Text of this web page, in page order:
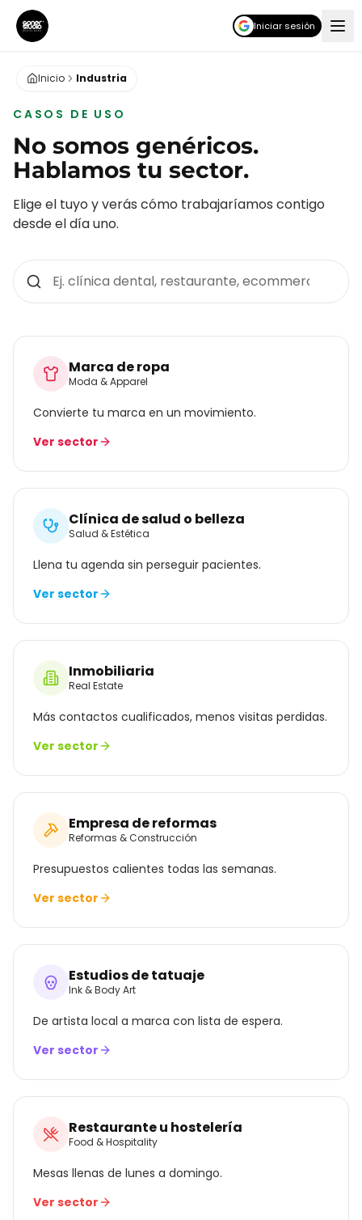
Iniciar sesión
Inicio Industria
CASOS DE USO
No somos genéricos.
Hablamos tu sector.
Elige el tuyo y verás cómo trabajaríamos contigo
desde el día uno.
Marca de ropa
Moda & Apparel
Convierte tu marca en un movimiento.
Ver sector
Clínica de salud o belleza
Salud & Estética
Llena tu agenda sin perseguir pacientes.
Ver sector
Inmobiliaria
Real Estate
Más contactos cualificados, menos visitas perdidas.
Ver sector
Empresa de reformas
Reformas & Construcción
Presupuestos calientes todas las semanas.
Ver sector
Estudios de tatuaje
Ink & Body Art
De artista local a marca con lista de espera.
Ver sector
Restaurante u hostelería
Food & Hospitality
Mesas llenas de lunes a domingo.
Ver sector